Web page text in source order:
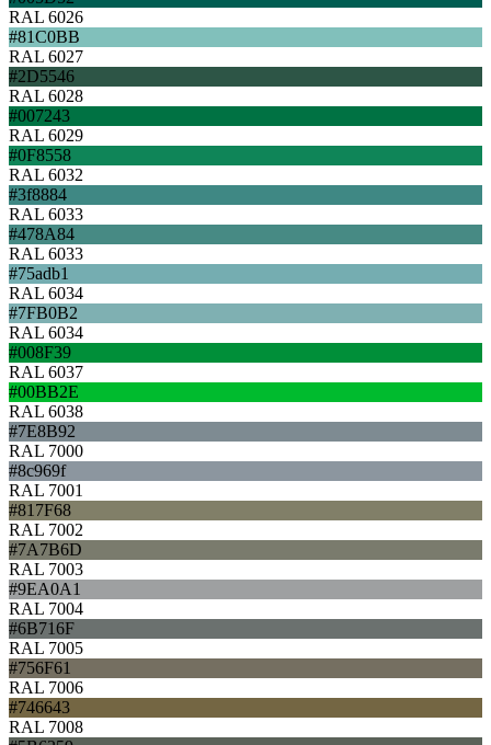
RAL 6026
#81C0BB
RAL 6027
#2D5546
RAL 6028
#007243
RAL 6029
#0F8558
RAL 6032
#3f8884
RAL 6033
#478A84
RAL 6033
#75adb1
RAL 6034
#7FB0B2
RAL 6034
#008F39
RAL 6037
#00BB2E
RAL 6038
#7E8B92
RAL 7000
#8c969f
RAL 7001
#817F68
RAL 7002
#7A7B6D
RAL 7003
#9EA0A1
RAL 7004
#6B716F
RAL 7005
#756F61
RAL 7006
#746643
RAL 7008